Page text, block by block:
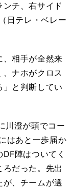
チ、右サイド
日テレ・ベレー
相手が全然来
ナホがクロス
と判断してい
川澄が頭でコー
はあと一歩届か
陣はついてく
だった。先出
、チームが選